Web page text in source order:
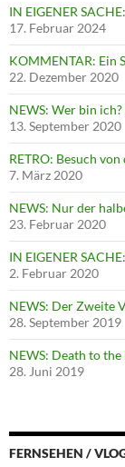
IN EIGENER
17. Februar 2024
KOMMENTAR: Ein
22. Dezember 2020
NEWS: Wer bin
13. September 2020
RETRO: Besuch
7. März 2020
NEWS: Nur der
23. Februar 2020
IN EIGENER
2. Februar 2020
NEWS: Der Zweite
28. September 2019
NEWS: Death to the
28. Juni 2019
FERNSEHEN /